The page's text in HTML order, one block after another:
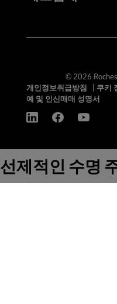
© 2026
개인정보취급방침
쿠키
예 및 인신매매 성명서
선제적인 수명